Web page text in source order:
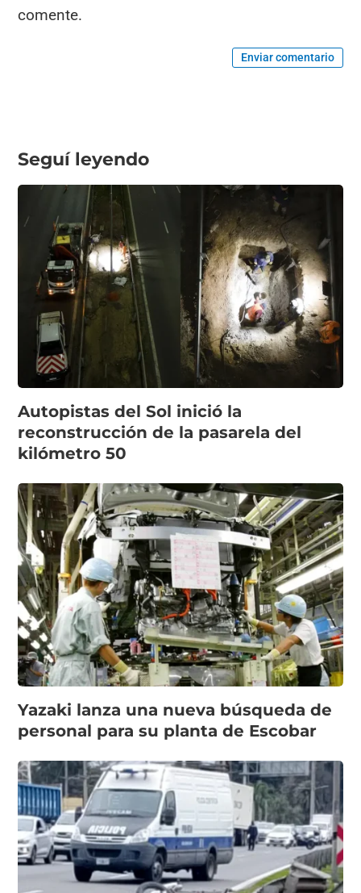
comente.
Enviar comentario
Seguí leyendo
Autopistas del Sol inició la
reconstrucción de la pasarela del
kilómetro 50
Yazaki lanza una nueva búsqueda de
personal para su planta de Escobar